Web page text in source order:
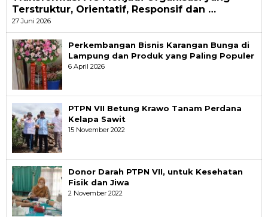
Terstruktur, Orientatif, Responsif dan …
27 Juni 2026
Perkembangan Bisnis Karangan Bunga di
Lampung dan Produk yang Paling Populer
6 April 2026
PTPN VII Betung Krawo Tanam Perdana
Kelapa Sawit
15 November 2022
Donor Darah PTPN VII, untuk Kesehatan
Fisik dan Jiwa
2 November 2022